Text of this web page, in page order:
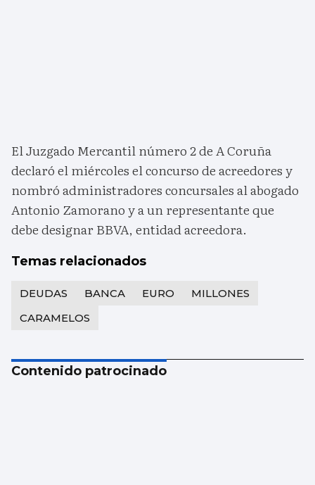
El Juzgado Mercantil número 2 de A Coruña
declaró el miércoles el concurso de acreedores y
nombró administradores concursales al abogado
Antonio Zamorano y a un representante que
debe designar BBVA, entidad acreedora.
Temas relacionados
DEUDAS BANCA EURO
MILLONES
CARAMELOS
Contenido patrocinado